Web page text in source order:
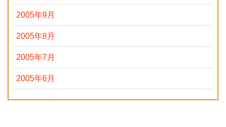
2005年9月
2005年8月
2005年7月
2005年6月